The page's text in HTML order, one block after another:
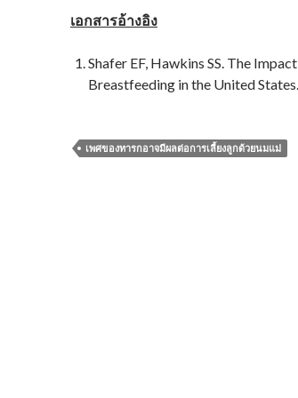
เอกสารอ้างอิง
Shafer EF, Hawkins SS. The
Breastfeeding in the United
เพศของทารกอาจมีผลต่อการเลี้ยงลูกด้วยนมแม่